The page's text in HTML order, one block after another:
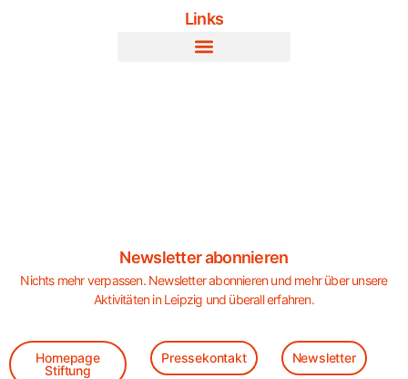
Links
Newsletter abonnieren
Nichts mehr verpassen. Newsletter abonnieren und mehr über unsere
Aktivitäten in Leipzig und überall erfahren.
Homepage
Stiftung
Pressekontakt Newsletter